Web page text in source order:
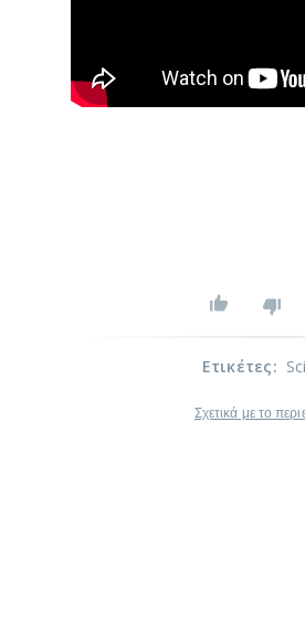
Ετικέτες:
Σχετικά με το